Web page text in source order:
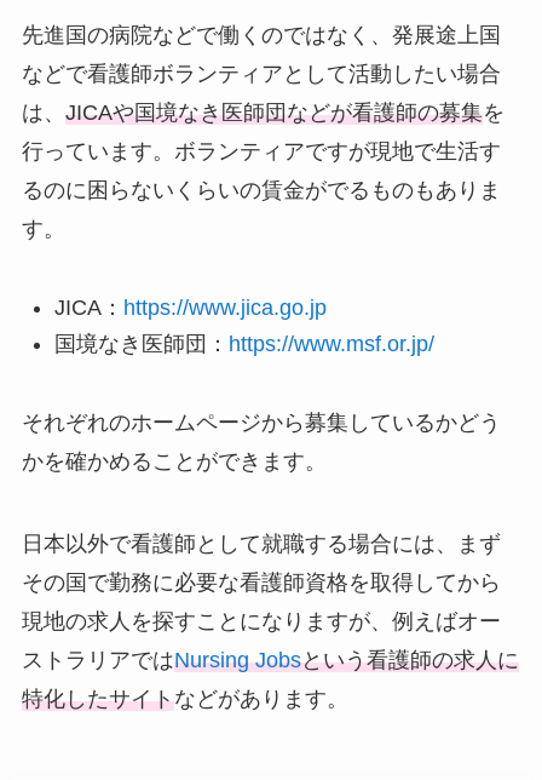
先進国の病院などで働くのではなく、発展途上国
などで看護師ボランティアとして活動したい場合
は、 JICAや国境なき医師団などが看護師の募集を
行っています。ボランティアですが現地で生活す
るのに困らないくらいの賃金がでるものもありま
す。
JICA： https://www.jica.go.jp
国境なき医師団： https://www.msf.or.jp/
それぞれのホームページから募集しているかどう
かを確かめることができます。
日本以外で看護師として就職する場合には、まず
その国で勤務に必要な看護師資格を取得してから
現地の求人を探すことになりますが、例えばオー
ストラリアではNursing Jobsという看護師の求人に
特化したサイトなどがあります。